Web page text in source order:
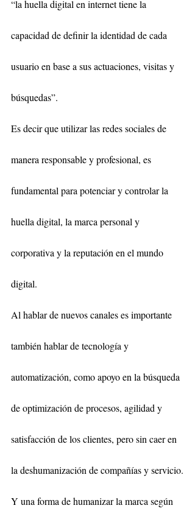
“la huella digital en internet tiene la
capacidad de definir la identidad de cada
usuario en base a sus actuaciones, visitas y
búsquedas”.
Es decir que utilizar las redes sociales de
manera responsable y profesional, es
fundamental para potenciar y controlar la
huella digital, la marca personal y
corporativa y la reputación en el mundo
digital.
Al hablar de nuevos canales es importante
también hablar de tecnología y
automatización, como apoyo en la búsqueda
de optimización de procesos, agilidad y
satisfacción de los clientes, pero sin caer en
la deshumanización de compañías y servicio.
Y una forma de humanizar la marca según